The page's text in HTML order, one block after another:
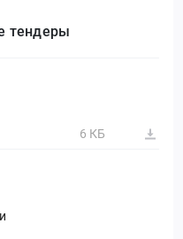
тендеры
6 КБ